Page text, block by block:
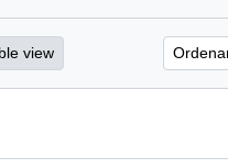
view